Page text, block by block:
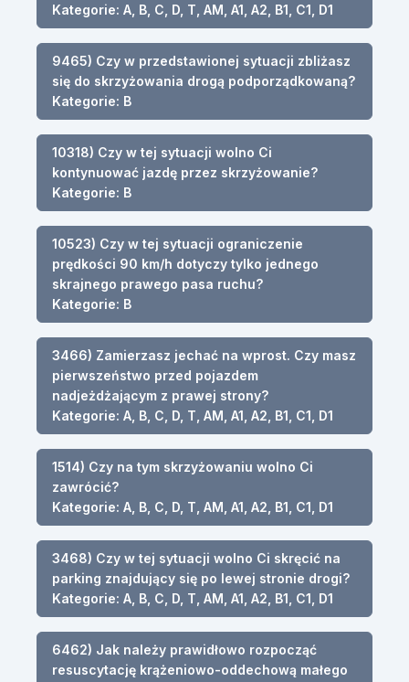
Kategorie: A, B, C, D, T, AM, A1, A2, B1, C1, D1
9465) Czy w przedstawionej sytuacji zbliżasz
się do skrzyżowania drogą podporządkowaną?
Kategorie: B
10318) Czy w tej sytuacji wolno Ci
kontynuować jazdę przez skrzyżowanie?
Kategorie: B
10523) Czy w tej sytuacji ograniczenie
prędkości 90 km/h dotyczy tylko jednego
skrajnego prawego pasa ruchu?
Kategorie: B
3466) Zamierzasz jechać na wprost. Czy masz
pierwszeństwo przed pojazdem
nadjeżdżającym z prawej strony?
Kategorie: A, B, C, D, T, AM, A1, A2, B1, C1, D1
1514) Czy na tym skrzyżowaniu wolno Ci
zawrócić?
Kategorie: A, B, C, D, T, AM, A1, A2, B1, C1, D1
3468) Czy w tej sytuacji wolno Ci skręcić na
parking znajdujący się po lewej stronie drogi?
Kategorie: A, B, C, D, T, AM, A1, A2, B1, C1, D1
6462) Jak należy prawidłowo rozpocząć
resuscytację krążeniowo-oddechową małego